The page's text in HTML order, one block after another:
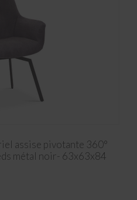
assise pivotante 360°
métal noir- 63x63x84